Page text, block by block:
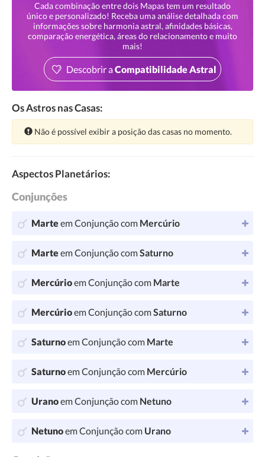
Cada combinação entre dois Mapas tem um resultado
único e personalizado! Receba uma análise detalhada com
informações sobre harmonia astral, afinidades básicas,
comparação energética, áreas do relacionamento e muito
mais!
Descobrir aCompatibilidade Astral
Os Astros nas Casas:
Atenção:
Não é possível exibir a posição das casas no momento.
Aspectos Planetários:
Conjunções
Marteem Conjunção com Mercúrio
Marteem Conjunção comSaturno
Mercúrioem Conjunção com Marte
Mercúrioem Conjunção comSaturno
Saturnoem Conjunção com Marte
Saturnoem Conjunção com Mercúrio
Uranoem Conjunção com Netuno
Netunoem Conjunção com Urano